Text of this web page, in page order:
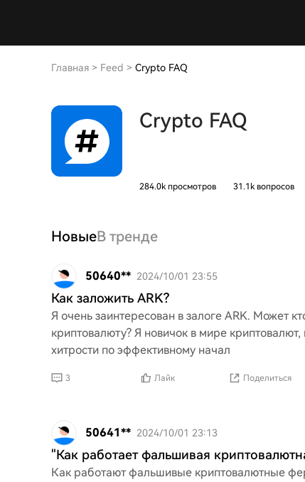
Главная > Feed > Crypto FAQ
Crypto FAQ
284.0k просмотров 31.1k вопросов
НовыеВ тренде
50640** 2024/10/01 23:55
Как заложить ARK?
Я очень заинтересован в залоге ARK. Может
криптовалюту? Я новичок в мире
хитрости по эффективному начал
3 Лайк Поделиться
50641** 2024/10/01 23:13
"Как работает фальшивая
Как работают фальшивые криптовалютные